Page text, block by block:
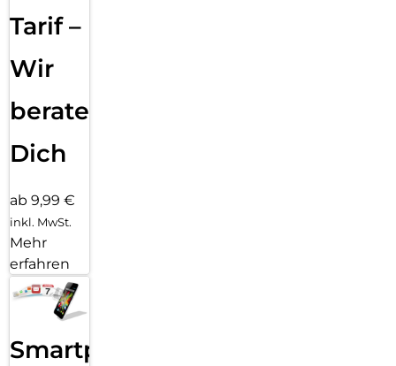
Tarif –
Wir
beraten
Dich
ab 9,99 €
inkl. MwSt.
Mehr
erfahren
Smartphone